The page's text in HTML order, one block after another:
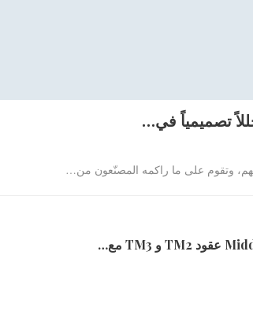
تصميمياً في…
وتقوم على ما راكمه المصنّعون من…